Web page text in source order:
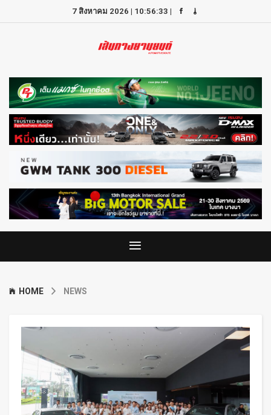
7 สิงหาคม 2026 | 10:56:33 |
HOME NEWS